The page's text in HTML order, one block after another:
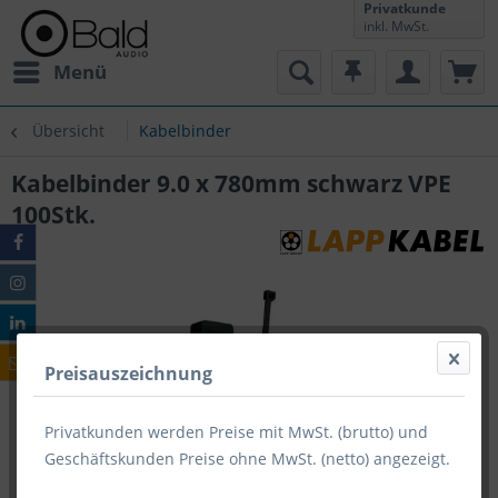
Menü
Privatkunde
inkl. MwSt.
Übersicht Kabelbinder
Kabelbinder 9.0 x 780mm schwarz VPE
100Stk.
Preisauszeichnung
Privatkunden werden Preise mit MwSt. (brutto) und
Geschäftskunden Preise ohne MwSt. (netto) angezeigt.